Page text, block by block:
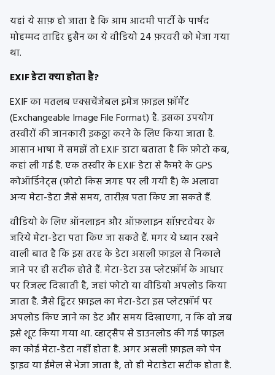
यहां ये साफ़ हो जाता है कि आम आदमी पार्टी के पार्षद
मोहम्मद ताहिर हुसैन का ये वीडियो 24 फ़रवरी को भेजा गया
था.
EXIF डेटा क्या होता है?
EXIF का मतलब एक्सचेंजेबल इमेज फ़ाइल फ़ॉर्मेट
(Exchangeable Image File Format) है. इसका उपयोग
तस्वीरों की जानकारी इकठ्ठा करने के लिए किया जाता है.
आसान भाषा में समझें तो EXIF डाटा बताता है कि फ़ोटो कब,
कहां ली गई है. एक तस्वीर के EXIF डेटा से कैमरे के GPS
कोऑर्डिनेट्स (फ़ोटो किस जगह पर ली गयी है) के अलावा
अन्य मेटा-डेटा जैसे समय, तारीख़ पता किए जा सकते हैं.
वीडियो के लिए ऑनलाइन और ऑफ़लाइन सॉफ़्टवेयर के
जरिये मेटा-डेटा पता किए जा सकते हैं. मगर ये ध्यान रखने
वाली बात है कि इस तरह के डेटा असली फ़ाइल से निकाले
जाने पर ही सटीक होते हैं. मेटा-डेटा उस प्लेटफ़ॉर्म के आधार
पर रिजल्ट दिखाती है, जहां फोटो या वीडियो अपलोड किया
जाता है. जैसे ट्विटर फ़ाइल का मेटा-डेटा इस प्लेटफ़ॉर्म पर
अपलोड किए जाने का डेट और समय दिखाएगा, न कि वो जब
इसे शूट किया गया था. व्हाट्सैप से डाउनलोड की गई फाइल
का कोई मेटा-डेटा नहीं होता है. अगर असली फ़ाइल को पेन
ड्राइव या ईमेल से भेजा जाता है, तो ही मेटाडेटा सटीक होता है.